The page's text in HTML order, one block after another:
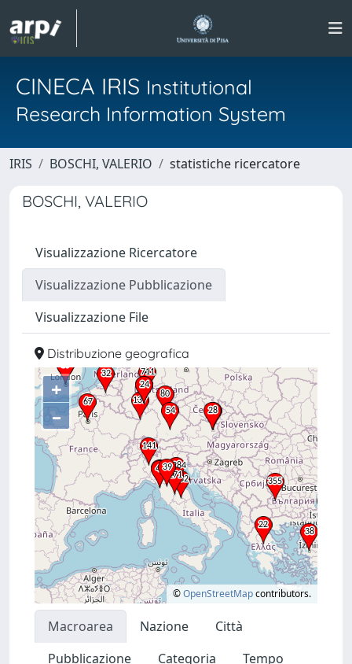
CINECA IRIS Institutional
Research Information System
IRIS BOSCHI, VALERIO statistiche ricercatore
BOSCHI, VALERIO
Visualizzazione Ricercatore
Visualizzazione Pubblicazione
Visualizzazione File
Distribuzione geografica
+
–
©OpenStreetMapcontributors.
Macroarea Nazione
Città
Pubblicazione
Categoria
Tempo